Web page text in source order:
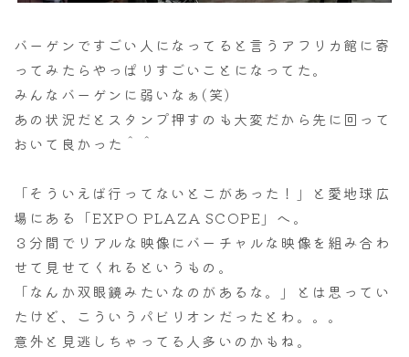
バーゲンですごい人になってると言うアフリカ館に寄
ってみたらやっぱりすごいことになってた。
みんなバーゲンに弱いなぁ(笑)
あの状況だとスタンプ押すのも大変だから先に回って
おいて良かった＾＾
「そういえば行ってないとこがあった！」と愛地球広
場にある「EXPO PLAZA SCOPE」へ。
３分間でリアルな映像にバーチャルな映像を組み合わ
せて見せてくれるというもの。
「なんか双眼鏡みたいなのがあるな。」とは思ってい
たけど、こういうパビリオンだったとわ。。。
意外と見逃しちゃってる人多いのかもね。